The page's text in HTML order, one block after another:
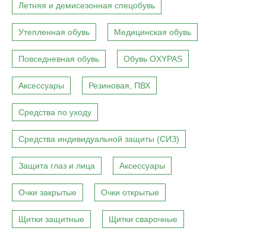
Летняя и демисезонная спецобувь
Утепленная обувь Медицинская обувь
Повседневная обувь Обувь OXYPAS
Аксессуары Резиновая, ПВХ
Средства по уходу
Средства индивидуальной защиты (СИЗ)
Защита глаз и лица Аксессуары
Очки закрытые Очки открытые
Щитки защитные Щитки сварочные